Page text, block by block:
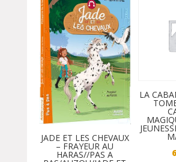
JADE ET LES CHEVAUX
– FRAYEUR AU
HARAS//PAS A
LA